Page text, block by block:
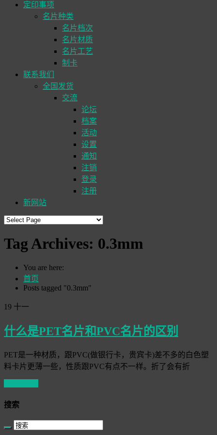
定印事项
名片种类
名片档次
名片材质
名片工艺
制卡
联系我们
全国发货
交流
论坛
档案
活动
设置
通知
注销
登录
注册
新网站
Tag Archives: 0.3mm
You are here:
首页
Posts tagged "0.3mm"
19 十一
什么是PET名片和PVC名片的区别
PET是一种材质，跟PVC(做银行卡，贵宾卡)差不多的白色塑
料卡片更薄一些，性质跟PVC有点不一样。折了会有折
搜索